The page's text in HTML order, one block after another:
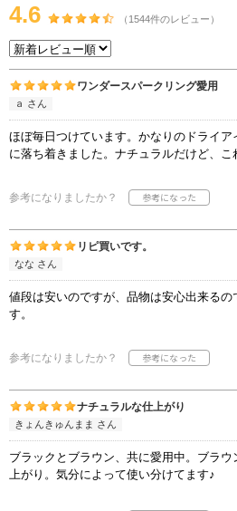
4.6 （1544件のレビュー）
ワンダースパークリング愛用
ａ さん
ほぼ毎日つけています。かなりのドライ
に落ち着きました。ナチュラルだけど、こ
参考になりましたか？
リピ買いです。
なな さん
値段は安いのですが、品物は安心出来るの
す。
参考になりましたか？
ナチュラルな仕上がり
きょんきゅんまま さん
ブラックとブラウン、共に愛用中。ブラ
上がり。気分によって使い分けてます♪